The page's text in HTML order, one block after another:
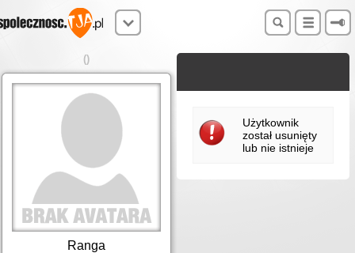
()
Ranga
Użytkownik
został usunięty
lub nie istnieje